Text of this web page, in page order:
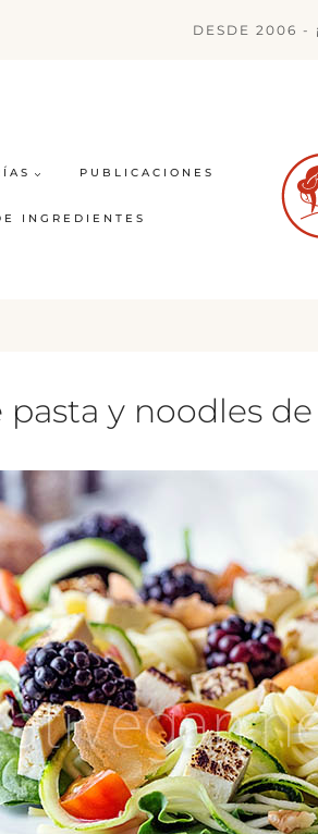
DESDE 2006 -
PUBLICACIONES
INGREDIENTES
pasta y noodles